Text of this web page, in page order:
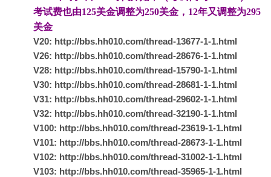
考试费也由125美金调整为250美金，12年又调整为295
美金
V20: http://bbs.hh010.com/thread-13677-1-1.html
V26: http://bbs.hh010.com/thread-28676-1-1.html
V28: http://bbs.hh010.com/thread-15790-1-1.html
V30: http://bbs.hh010.com/thread-28681-1-1.html
V31: http://bbs.hh010.com/thread-29602-1-1.html
V32: http://bbs.hh010.com/thread-32190-1-1.html
V100: http://bbs.hh010.com/thread-23619-1-1.html
V101: http://bbs.hh010.com/thread-28673-1-1.html
V102: http://bbs.hh010.com/thread-31002-1-1.html
V103: http://bbs.hh010.com/thread-35965-1-1.html